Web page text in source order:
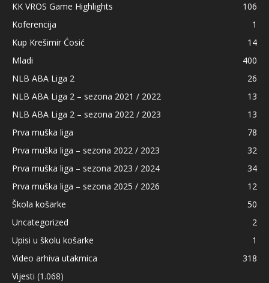
KK VROS Game Highlights
106
Koferencija
1
Kup Krešimir Ćosić
14
Mladi
400
NLB ABA Liga 2
26
NLB ABA Liga 2 – sezona 2021 / 2022
13
NLB ABA Liga 2 – sezona 2022 / 2023
13
Prva muška liga
78
Prva muška liga – sezona 2022 / 2023
32
Prva muška liga – sezona 2023 / 2024
34
Prva muška liga – sezona 2025 / 2026
12
Škola košarke
50
Uncategorized
2
Upisi u školu košarke
1
Video arhiva utakmica
318
Vijesti (1.068)